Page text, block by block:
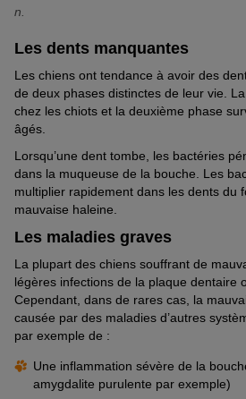
n.
Les dents manquantes
Les chiens ont tendance à avoir des
de deux phases distinctes de leur vie.
chez les chiots et la deuxième phase
âgés.
Lorsqu’une dent tombe, les bactéries
dans la muqueuse de la bouche. Les
multiplier rapidement dans les dents du
mauvaise haleine.
Les maladies graves
La plupart des chiens souffrant de
légères infections de la plaque dentaire
Cependant, dans de rares cas, la
causée par des maladies d’autres
par exemple de :
Une inflammation sévère de la
amygdalite purulente par exemple)